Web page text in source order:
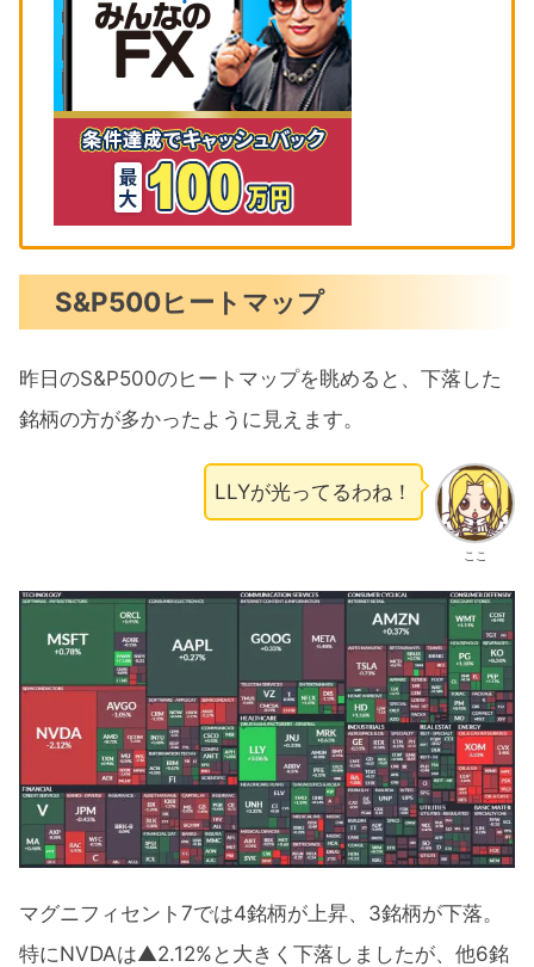
S&P500ヒートマップ
昨日のS&P500のヒートマップを眺めると、下落した
銘柄の方が多かったように見えます。
ここ
LLYが光ってるわね！
マグニフィセント7では4銘柄が上昇、3銘柄が下落。
特にNVDAは▲2.12%と大きく下落しましたが、他6銘